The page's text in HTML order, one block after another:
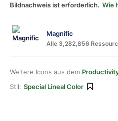
Bildnachweis ist erforderlich. Wie
Magnific
Alle 3,282,856
Weitere Icons aus dem
Stil: Special Lineal Color